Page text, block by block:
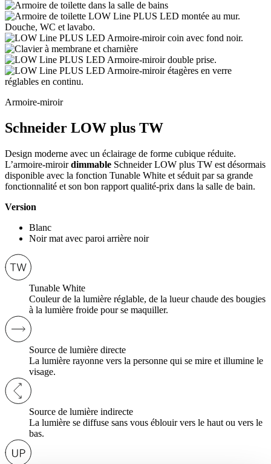
Armoire-miroir
Schneider LOW plus TW
Design moderne avec un éclairage de forme cubique réduite.
L’armoire-miroirdimmable Schneider LOW plus TW est désormais
disponible avec la fonction Tunable White et séduit par sa grande
fonctionnalité et son bon rapport qualité-prix dans la salle de bain.
Version
Blanc
Noir mat avec paroi arrière noir
Tunable White
Couleur de la lumière réglable, de la lueur chaude des bougies
à la lumière froide pour se maquiller.
Source de lumière directe
La lumière rayonne vers la personne qui se mire et illumine le
visage.
Source de lumière indirecte
La lumière se diffuse sans vous éblouir vers le haut ou vers le
bas.